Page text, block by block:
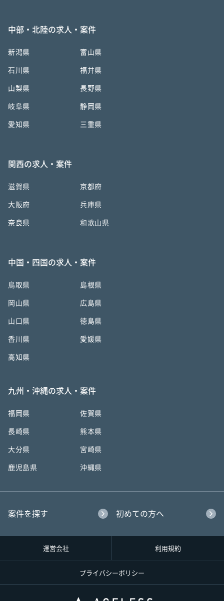
中部・北陸の求人・案件
新潟県 富山県
石川県 福井県
山梨県 長野県
岐阜県 静岡県
愛知県 三重県
関西の求人・案件
滋賀県 京都府
大阪府 兵庫県
奈良県 和歌山県
中国・四国の求人・案件
鳥取県 島根県
岡山県 広島県
山口県 徳島県
香川県 愛媛県
高知県
九州・沖縄の求人・案件
福岡県 佐賀県
長崎県 熊本県
大分県 宮崎県
鹿児島県 沖縄県
案件を探す 初めての方へ
運営会社 利用規約
プライバシーポリシー